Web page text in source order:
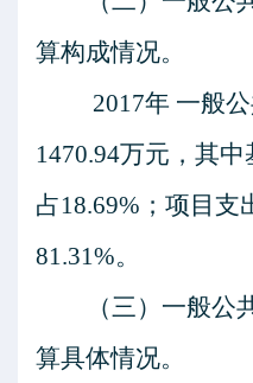
算构成情况。
2017年 一般
1470.94万元 ， 其中
占18.69%；项目支
81.31%。
（三）一般公
算具体情况。